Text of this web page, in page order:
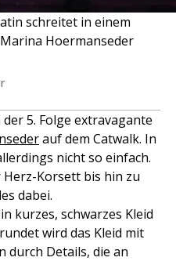
schreitet in einem
Hoermanseder
5. Folge extravagante
auf dem Catwalk. In
nicht so einfach.
Korsett bis hin zu
dabei.
kurzes, schwarzes Kleid
wird das Kleid mit
durch Details, die an